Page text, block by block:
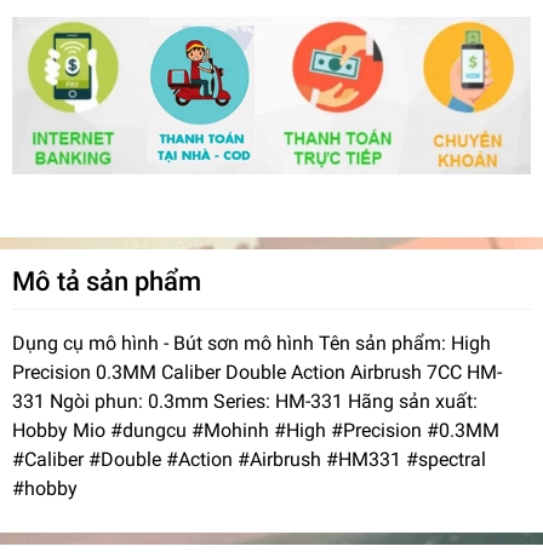
Mô tả sản phẩm
Dụng cụ mô hình - Bút sơn mô hình Tên sản phẩm: High
Precision 0.3MM Caliber Double Action Airbrush 7CC HM-
331 Ngòi phun: 0.3mm Series: HM-331 Hãng sản xuất:
Hobby Mio #dungcu #Mohinh #High #Precision #0.3MM
#Caliber #Double #Action #Airbrush #HM331 #spectral
#hobby